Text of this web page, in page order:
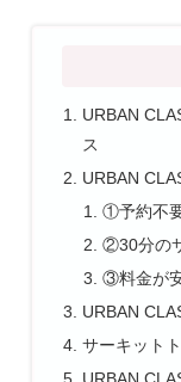
URBAN
ス
URBAN
①予約不
②30分の
③料金が
URBAN
サーキット
URBAN